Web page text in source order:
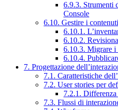
6.9.3. Strumenti
Console
6.10. Gestire i contenuti
6.10.1.
6.10.2.
6.10.3. Migrare i
6.10.4.
7. Progettazione
7.1. Caratteristiche
7.2. User stories per
7.2.1. Differenza
7.3. Flussi di